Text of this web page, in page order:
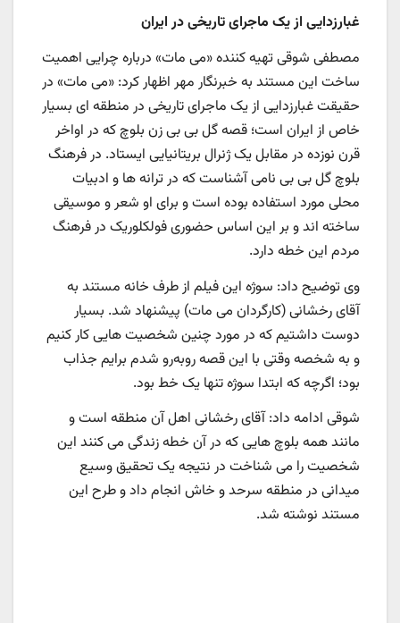
غبارزدایی از یک ماجرای تاریخی در ایران
مصطفی شوقی تهیه کننده «می مات» درباره چرایی اهمیت
ساخت این مستند به خبرنگار مهر اظهار کرد: «می مات» در
حقیقت غبارزدایی از یک ماجرای تاریخی در منطقه ای بسیار
خاص از ایران است؛ قصه گل بی بی زن بلوچ که در اواخر
قرن نوزده در مقابل یک ژنرال بریتانیایی ایستاد. در فرهنگ
بلوچ گل بی بی نامی آشناست که در ترانه ها و ادبیات
محلی مورد استفاده بوده است و برای او شعر و موسیقی
ساخته اند و بر این اساس حضوری فولکلوریک در فرهنگ
مردم این خطه دارد.
وی توضیح داد: سوژه این فیلم از طرف خانه مستند به
آقای رخشانی (کارگردان می مات) پیشنهاد شد. بسیار
دوست داشتیم که در مورد چنین شخصیت هایی کار کنیم
و به شخصه وقتی با این قصه روبه‌رو شدم برایم جذاب
بود؛ اگرچه که ابتدا سوژه تنها یک خط بود.
شوقی ادامه داد: آقای رخشانی اهل آن منطقه است و
مانند همه بلوچ هایی که در آن خطه زندگی می کنند این
شخصیت را می شناخت در نتیجه یک تحقیق وسیع
میدانی در منطقه سرحد و خاش انجام داد و طرح این
مستند نوشته شد.